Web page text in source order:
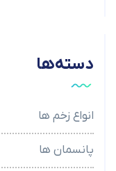
دسته‌ها
انواع زخم ها
پانسمان ها